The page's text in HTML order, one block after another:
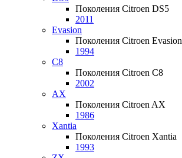
Поколения Citroen DS5
2011
Evasion
Поколения Citroen Evasion
1994
C8
Поколения Citroen C8
2002
AX
Поколения Citroen AX
1986
Xantia
Поколения Citroen Xantia
1993